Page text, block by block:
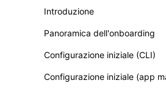
Introduzione
Panoramica dell'onboarding
Configurazione iniziale (CLI)
Configurazione iniziale (app